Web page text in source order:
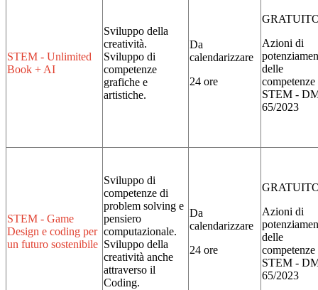
STEM - Unlimited
Book + AI
Sviluppo della
creatività.
Sviluppo di
competenze
grafiche e
artistiche.
Da
calendarizzare
24 ore
Azioni di
delle
competenze
STEM -
65/2023
STEM - Game
Design e coding per
un futuro sostenibile
Sviluppo di
competenze di
problem solving e
pensiero
computazionale.
Sviluppo della
creatività anche
attraverso il
Coding.
Da
calendarizzare
24 ore
Azioni di
delle
competenze
STEM -
65/2023